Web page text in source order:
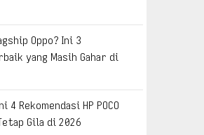
Oppo? Ini 3
yang Masih Gahar di
4 Rekomendasi HP POCO
Gila di 2026